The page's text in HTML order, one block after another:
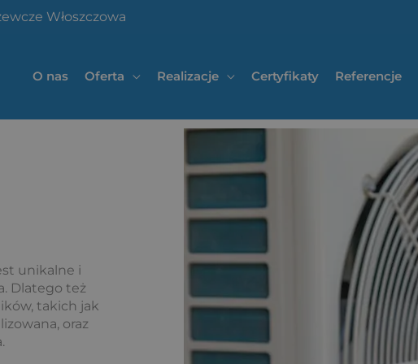
Włoszczowa
O nas Oferta Realizacje Certyfikaty Referencje
unikalne i
Dlatego też
takich jak
oraz